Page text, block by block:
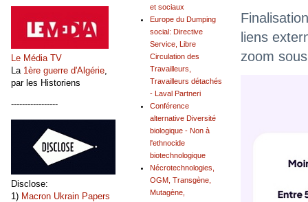
liens
zoom
et sociaux
Europe du Dumping
social: Directive
Service, Libre
Circulation des
Travailleurs,
Travailleurs détachés
- Laval Partneri
Conférence
alternative Diversité
biologique - Non à
l'ethnocide
biotechnologique
Nécrotechnologies,
OGM, Transgène,
Mutagène,
Le Média TV
La 1ère guerre d'Algérie
par les Historiens
-----------------
Disclose:
1) Macron Ukrain Papers